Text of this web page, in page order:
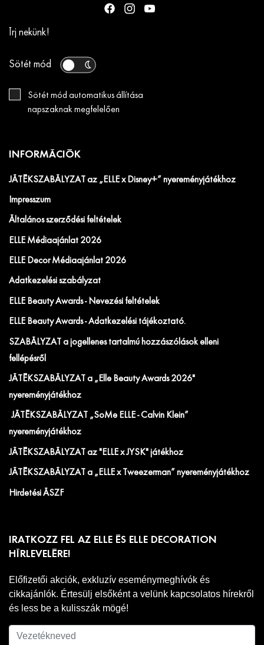
Írj nekünk!
Sötét mód
Sötét mód automatikus állítása
napszaknak megfelelően
INFORMÁCIÓK
JÁTÉKSZABÁLYZAT az „ELLE x Disney+” nyereményjátékhoz
Impresszum
Általános szerződési feltételek
ELLE Médiaajánlat 2026
ELLE Decor Médiaajánlat 2026
Adatkezelési szabályzat
ELLE Beauty Awards - Nevezési feltételek
ELLE Beauty Awards - Adatkezelési tájékoztató.
SZABÁLYZAT a jogellenes tartalmú hozzászólások elleni
fellépésről
JÁTÉKSZABÁLYZAT a „Elle Beauty Awards 2026"
nyereményjátékhoz
JÁTÉKSZABÁLYZAT „SoMe ELLE - Calvin Klein”
nyereményjátékhoz
JÁTÉKSZABÁLYZAT az "ELLE x JYSK" játékhoz
JÁTÉKSZABÁLYZAT a „ELLE x Tweezerman” nyereményjátékhoz
Hirdetési ÁSZF
IRATKOZZ FEL AZ ELLE ÉS ELLE DECORATION
HÍRLEVELÉRE!
Előfizetői akciók, exkluzív eseménymeghívók és
cikkajánlók. Értesülj elsőként a velünk kapcsolatos hírekről
és less be a kulisszák mögé!